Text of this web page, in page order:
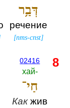
דְּבַ֥ר
речение
[nms-cnst]
02416
хай-‎
חַי־
Какжив
8